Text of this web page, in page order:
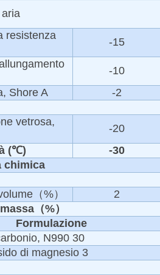
resistenza
-15
-10
Shore A
-2
vetrosa,
-20
(℃)
-30
chimica
（%）
2
（%）
Formulazione
N990 30
di magnesio 3